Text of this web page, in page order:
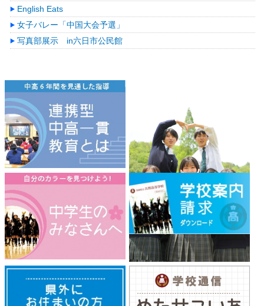
English Eats
女子バレー「中国大会予選」
写真部展示 in六日市公民館